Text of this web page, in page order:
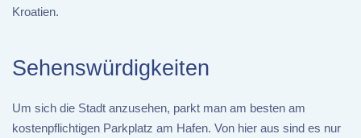
Kroatien.
Sehenswürdigkeiten
Um sich die Stadt anzusehen, parkt man am besten am
kostenpflichtigen Parkplatz am Hafen. Von hier aus sind es nur